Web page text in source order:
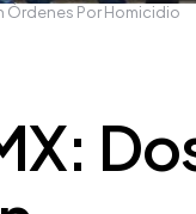
Órdenes Por Homicidio